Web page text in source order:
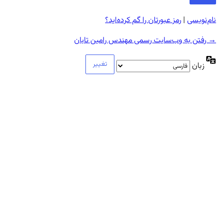
نام‌نویسی | رمز عبورتان را گم کرده‌اید؟
→ رفتن به وب‌سایت رسمی مهندس رامین تابان
زبان